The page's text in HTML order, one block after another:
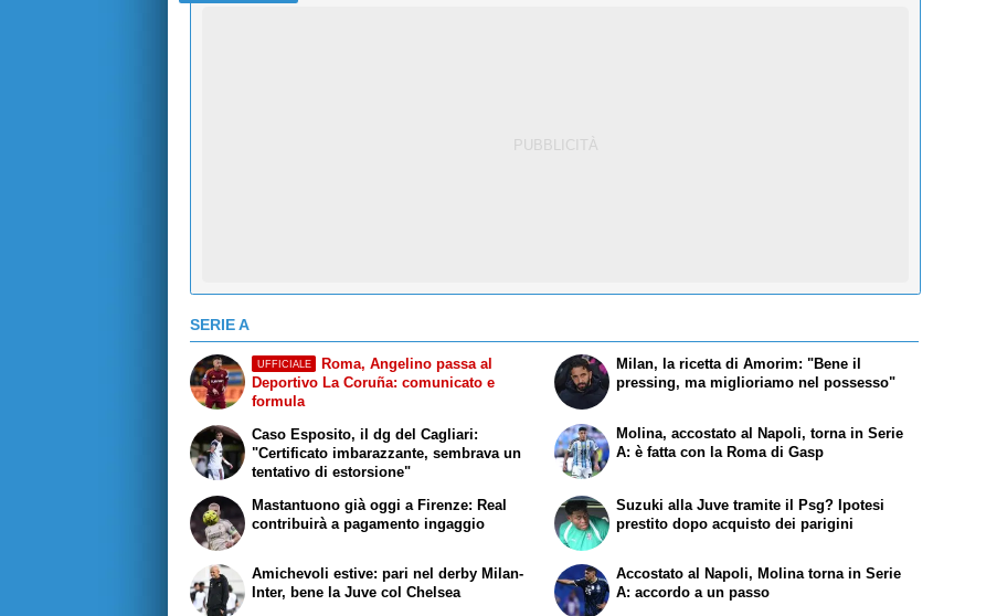
SERIE A
UFFICIALE
Roma, Angelino passa al
Deportivo La Coruña: comunicato e
formula
Caso Esposito, il dg del Cagliari:
"Certificato imbarazzante, sembrava un
tentativo di estorsione"
Milan, la ricetta di Amorim: "Bene il
pressing, ma miglioriamo nel possesso"
Molina, accostato al Napoli, torna in Serie
A: è fatta con la Roma di Gasp
Mastantuono già oggi a Firenze: Real
contribuirà a pagamento ingaggio
Amichevoli estive: pari nel derby Milan-
Inter, bene la Juve col Chelsea
Suzuki alla Juve tramite il Psg? Ipotesi
prestito dopo acquisto dei parigini
Accostato al Napoli, Molina torna in Serie
A: accordo a un passo